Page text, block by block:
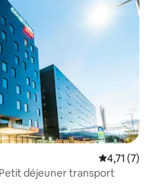
Note
4,71 (7)
À 5 min de l'aéroport gratuit Petit déjeuner transport